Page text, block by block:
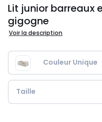
Lit junior barreaux
gigogne
Voir la description
Couleur Unique
Taille